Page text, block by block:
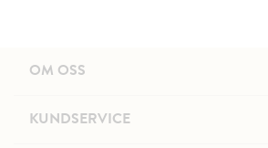
OM OSS
KUNDSERVICE